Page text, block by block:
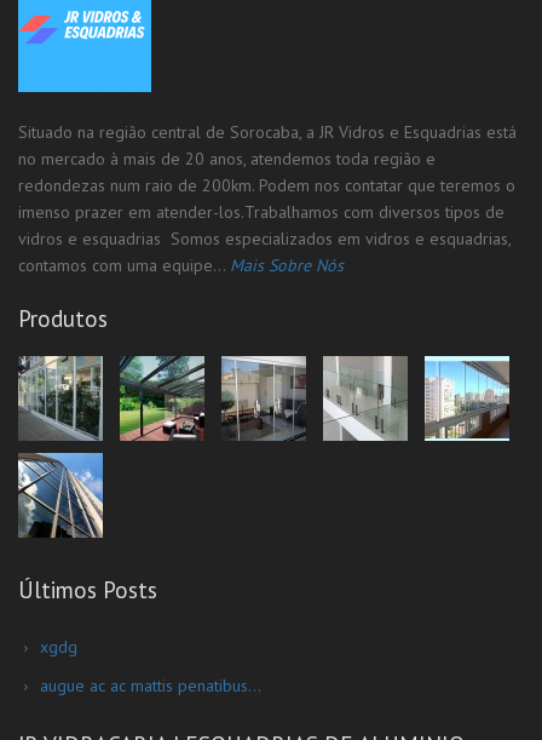
Situado na região central de Sorocaba, a JR Vidros e Esquadrias está
no mercado à mais de 20 anos, atendemos toda região e
redondezas num raio de 200km. Podem nos contatar que teremos o
imenso prazer em atender-los.Trabalhamos com diversos tipos de
vidros e esquadrias Somos especializados em vidros e esquadrias,
contamos com uma equipe... Mais Sobre Nós
Produtos
Últimos Posts
xgdg
augue ac ac mattis penatibus...